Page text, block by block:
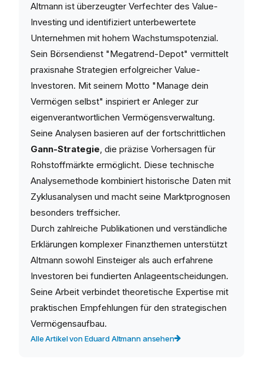
Altmann ist überzeugter Verfechter des Value-
Investing und identifiziert unterbewertete
Unternehmen mit hohem Wachstumspotenzial.
Sein Börsendienst "Megatrend-Depot" vermittelt
praxisnahe Strategien erfolgreicher Value-
Investoren. Mit seinem Motto "Manage dein
Vermögen selbst" inspiriert er Anleger zur
eigenverantwortlichen Vermögensverwaltung.
Seine Analysen basieren auf der fortschrittlichen
Gann-Strategie , die präzise Vorhersagen für
Rohstoffmärkte ermöglicht. Diese technische
Analysemethode kombiniert historische Daten mit
Zyklusanalysen und macht seine Marktprognosen
besonders treffsicher.
Durch zahlreiche Publikationen und verständliche
Erklärungen komplexer Finanzthemen unterstützt
Altmann sowohl Einsteiger als auch erfahrene
Investoren bei fundierten Anlageentscheidungen.
Seine Arbeit verbindet theoretische Expertise mit
praktischen Empfehlungen für den strategischen
Vermögensaufbau.
Alle Artikel von Eduard Altmann ansehen